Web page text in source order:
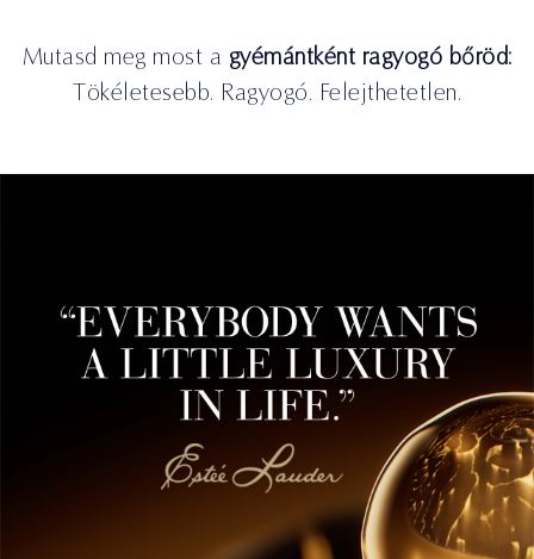
Mutasd meg most a gyémántként ragyogó bőröd:
Tökéletesebb. Ragyogó. Felejthetetlen.